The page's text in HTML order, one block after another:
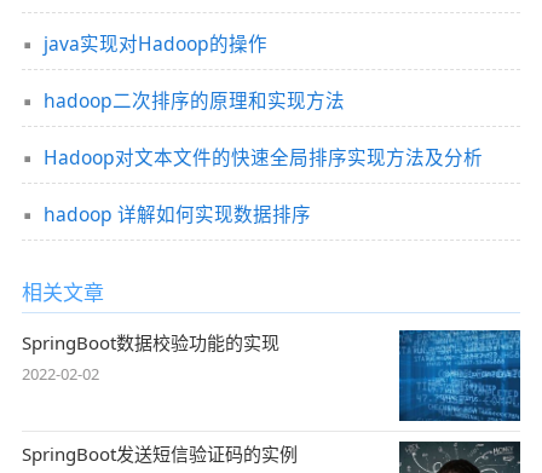
java实现对Hadoop的操作
hadoop二次排序的原理和实现方法
Hadoop对文本文件的快速全局排序实现方法及分析
hadoop 详解如何实现数据排序
相关文章
SpringBoot数据校验功能的实现
2022-02-02
SpringBoot发送短信验证码的实例